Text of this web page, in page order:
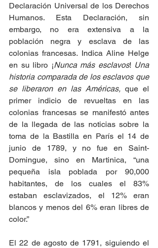
Declaración Universal de los Derechos
Humanos. Esta Declaración, sin
embargo, no era extensiva a la
población negra y esclava de las
colonias francesas. Indica Aline Helge
en su libro ¡Nunca más esclavos! Una
historia comparada de los esclavos que
se liberaron en las Américas, que el
primer indicio de revueltas en las
colonias francesas se manifestó antes
de la llegada de las noticias sobre la
toma de la Bastilla en París el 14 de
junio de 1789, y no fue en Saint-
Domingue, sino en Martinica, “una
pequeña isla poblada por 90,000
habitantes, de los cuales el 83%
estaban esclavizados, el 12% eran
blancos y menos del 6% eran libres de
color.”
El 22 de agosto de 1791, siguiendo el